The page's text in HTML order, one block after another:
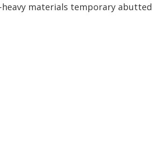
materials temporary abutted